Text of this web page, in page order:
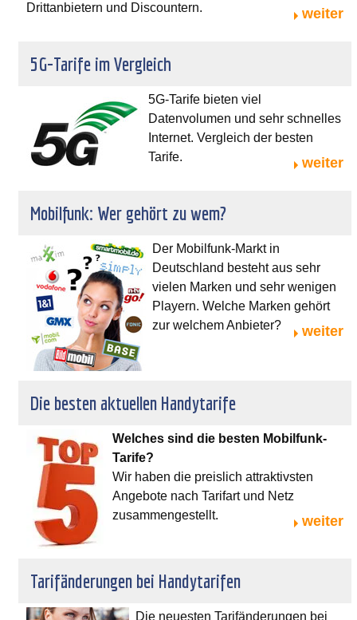
Drittanbietern und Discountern.
weiter
5G-Tarife im Vergleich
5G-Tarife bieten viel
Datenvolumen und sehr schnelles
Internet. Vergleich der besten
Tarife.
weiter
Mobilfunk: Wer gehört zu wem?
Der Mobilfunk-Markt in
Deutschland besteht aus sehr
vielen Marken und sehr wenigen
Playern. Welche Marken gehört
zur welchem Anbieter?
weiter
Die besten aktuellen Handytarife
Welches sind die besten Mobilfunk-
Tarife?
Wir haben die preislich attraktivsten
Angebote nach Tarifart und Netz
zusammengestellt.
weiter
Tarifänderungen bei Handytarifen
Die neuesten Tarifänderungen bei